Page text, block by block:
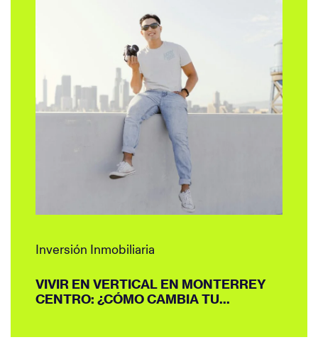
Inversión Inmobiliaria
VIVIR EN VERTICAL EN MONTERREY
CENTRO: ¿CÓMO CAMBIA TU...